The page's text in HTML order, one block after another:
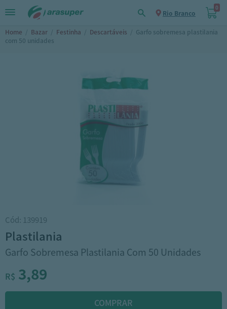
Rio Branco
0
Home / Bazar / Festinha / Descartáveis / Garfo sobremesa plastilania
com 50 unidades
Cód: 139919
plastilania
Garfo Sobremesa Plastilania Com 50 Unidades
R$ 3,89